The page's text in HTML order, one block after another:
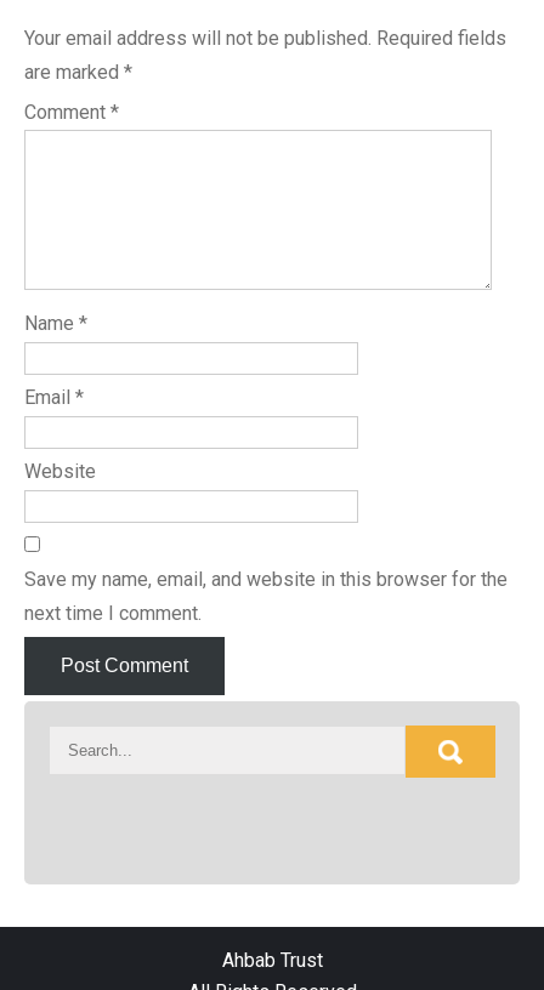
Your email address will not be published. Required fields
are marked *
Comment *
Name *
Email *
Website
Save my name, email, and website in this browser for the
next time I comment.
Ahbab Trust